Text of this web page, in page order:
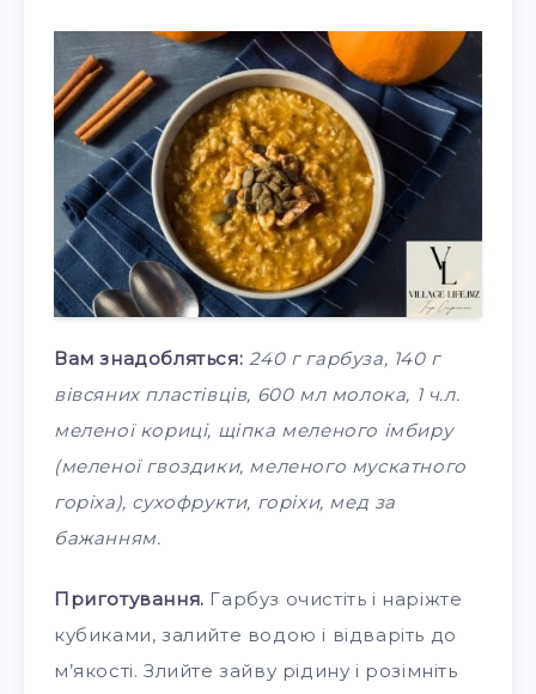
Вам знадобляться: 240 г гарбуза, 140 г
вівсяних пластівців, 600 мл молока, 1 ч.л.
меленої кориці, щіпка меленого імбиру
(меленої гвоздики, меленого мускатного
горіха), сухофрукти, горіхи, мед за
бажанням.
Приготування. Гарбуз очистіть і наріжте
кубиками, залийте водою і відваріть до
м’якості. Злийте зайву рідину і розімніть